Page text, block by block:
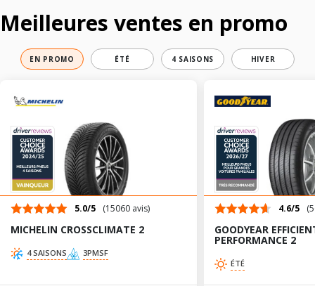
Meilleures ventes en promo
EN PROMO ÉTÉ 4 SAISONS HIVER
5.0/5 (15060 avis)
MICHELIN CROSSCLIMATE 2
4 SAISONS 3PMSF
4.6/5
GOODYEAR
PERFORMANCE 2
ÉTÉ